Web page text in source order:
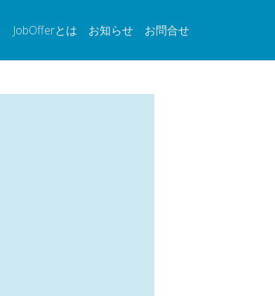
JobOfferとは お知らせ お問合せ